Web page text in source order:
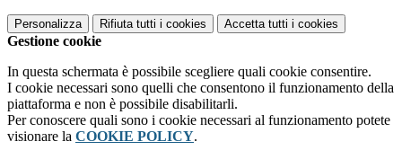
Personalizza Rifiuta tutti i cookies Accetta tutti i cookies
Gestione cookie
In questa schermata è possibile scegliere quali cookie consentire.
I cookie necessari sono quelli che consentono il funzionamento della
piattaforma e non è possibile disabilitarli.
Per conoscere quali sono i cookie necessari al funzionamento potete
visionare la COOKIE POLICY.